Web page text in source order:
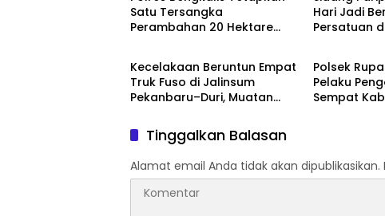
Satu Tersangka
Perambahan 20 Hektare
Hari Jadi
Persatuan
Bengkalis
Kecelakaan Beruntun Empat
Truk Fuso di Jalinsum
Pekanbaru–Duri, Muatan
Jalan
Bengkalis
Polsek
Pelaku
Sempat
Tinggalkan Balasan
Alamat email Anda tidak akan dipublikasikan.